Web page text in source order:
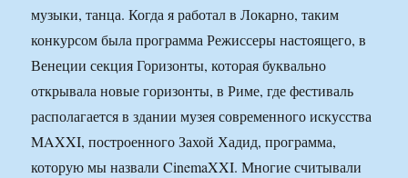
музыки, танца. Когда я работал в Локарно, таким
конкурсом была программа Режиссеры настоящего, в
Венеции секция Горизонты, которая буквально
открывала новые горизонты, в Риме, где фестиваль
располагается в здании музея современного искусства
MAXXI, построенного Захой Хадид, программа,
которую мы назвали CinemaXXI. Многие считывали